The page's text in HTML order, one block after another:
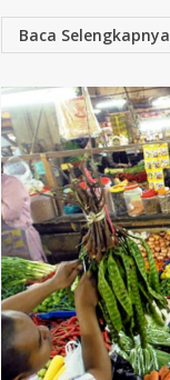
Baca Selengkapnya